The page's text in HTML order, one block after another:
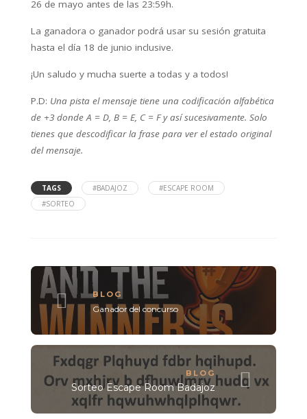
26 de mayo antes de las 23:59h.
La ganadora o ganador podrá usar su sesión gratuita
hasta el día 18 de junio inclusive.
¡Un saludo y mucha suerte a todas y a todos!
P.D: Una pista el mensaje tiene una codificación alfabética
de +3 donde A = D, B = E, C = F y así sucesivamente. Solo
tienes que descodificar la frase para ver el estado original
del mensaje.
TAGS #BADAJOZ
#ESCAPE ROOM
#SORTEO
BLOG
Ganador del concurso
BLOG
Sorteo Escape Room Badajoz